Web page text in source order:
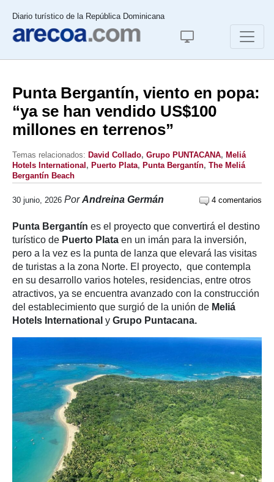
Diario turístico de la República Dominicana
Punta Bergantín, viento en popa:
“ya se han vendido US$100
millones en terrenos”
Temas relacionados: David Collado, Grupo PUNTACANA, Meliá
Hotels International , Puerto Plata, Punta Bergantín, The Meliá
Bergantín Beach
30 junio, 2026 PorAndreina Germán 4 comentarios
Punta Bergantín es el proyecto que convertirá el destino
turístico de Puerto Plata en un imán para la inversión,
pero a la vez es la punta de lanza que elevará las visitas
de turistas a la zona Norte. El proyecto, que contempla
en su desarrollo varios hoteles, residencias, entre otros
atractivos, ya se encuentra avanzado con la construcción
del establecimiento que surgió de la unión de Meliá
Hotels International y Grupo Puntacana.